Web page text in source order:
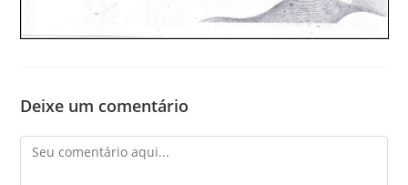
Deixe um comentário